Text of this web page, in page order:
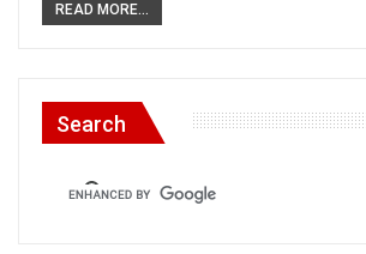
READ MORE...
Search